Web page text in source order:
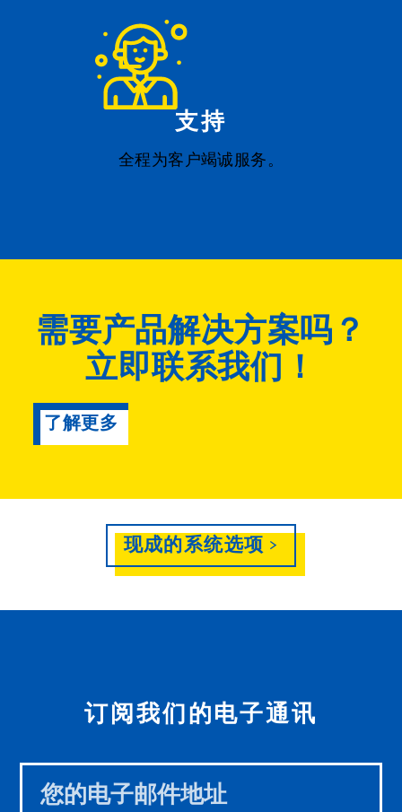
支持
全程为客户竭诚服务。
需要产品解决方案吗？
立即联系我们！
了解更多
现成的系统选项 >
订阅我们的电子通讯
field